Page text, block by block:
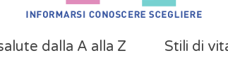
dalla A alla Z Stili di